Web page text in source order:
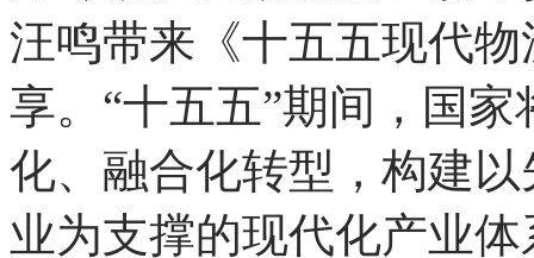
中国宏观经济研究院高
库专家、国家发展和改